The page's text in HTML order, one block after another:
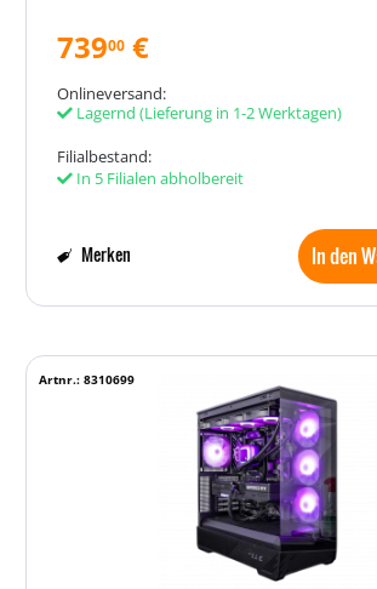
73900 €
Onlineversand:
Lagernd (Lieferung in 1-2 Werktagen)
Filialbestand:
In 5 Filialen abholbereit
In den
Merken
Artnr.: 8310699